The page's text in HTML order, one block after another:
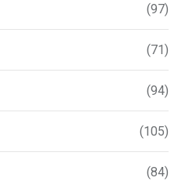
(97)
(71)
(94)
(105)
(84)